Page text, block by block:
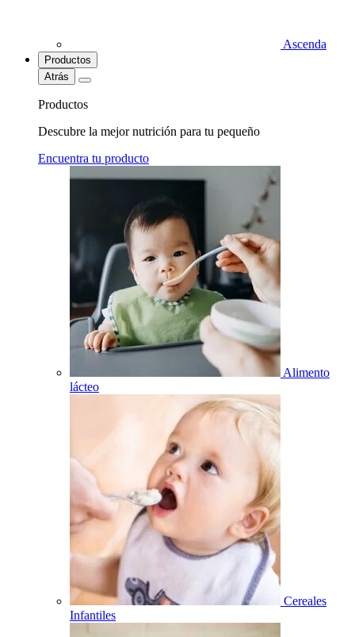
Ascenda
Productos
Atrás
Productos
Descubre la mejor nutrición para tu pequeño
Encuentra tu producto
Alimento
lácteo
Cereales
Infantiles